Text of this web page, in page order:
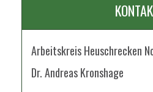
Arbeitskreis Heuschrecken
Dr. Andreas Kronshage